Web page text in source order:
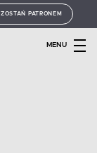
ZOSTAŃ PATRONEM
MENU